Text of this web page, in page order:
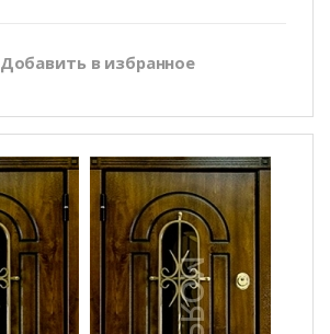
Добавить в избранное